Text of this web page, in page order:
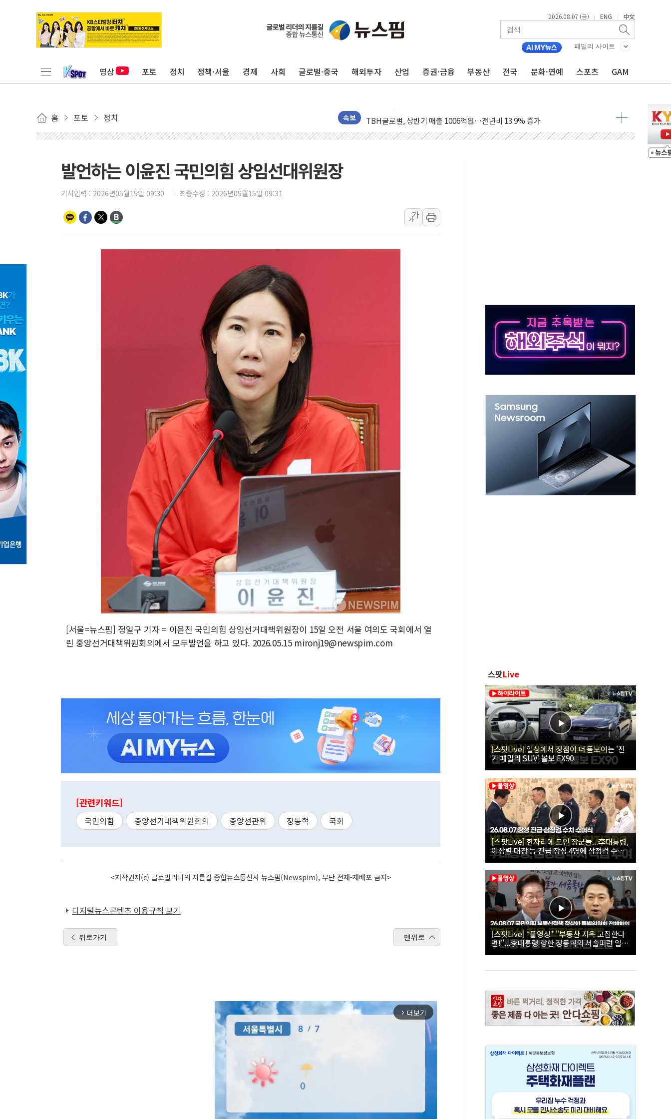
2026.08.07 (금) | ENG | 中文
패밀리 사이트
영상 포토 정치 정책·서울 경제 사회 글로벌·중국 해외투자 산업 증권·금융 부동산 전국 문화·연예 스포츠 GAM
홈 포토 정치 속보
李대통령, 규제합리화위 부위원장에 김태유 교수…국립외교원장에 김흥규 교수
한병도 "국민의힘, 말로만 주택 공급…도시정비법·주택법 등 처리 협조하라"
박홍근 "국가재정시스템 안정성 한순간도 흔들려선 안돼"
우리자산운용, MMF 순자산 30조 돌파…증시 급락에 업계 1위
TBH글로벌, 상반기 매출 1006억원…전년비 13.9% 증가
AI 메모리 향한 뜨거운 관심…SK하이닉스, FMS서 '풀스택' 기술력 과시
"내년 메모리 물량 동났다"…선수금 내걸고 확보 전쟁
[뉴스핌 이 시각 PICK] 축구협회 성접대 기간, 대표팀 무패 外
美 정보 당국 "푸틴, 몇 년 내 NATO 결속력 시험하려 한정적 침공 가능성"
인도, 바이오가스 생산에 3.5조원 투입키로...'에너지 자립' 일환
서울시, 정비사업으로 주택 36% 늘었다...공급부족 전 시장 규제 탓 커
국민의힘 윤리위, '부산 돌려차기 발언' 논란 서범수·진종오 징계절차 개시
발언하는 이윤진 국민의힘 상임선대위원장
기사입력 : 2026년05월15일 09:30 최종수정 : 2026년05월15일 09:31
가
가
[서울=뉴스핌] 정일구 기자 = 이윤진 국민의힘 상임선거대책위원장이 15일 오전 서울 여의도 국회에서 열
린 중앙선거대책위원회의에서 모두발언을 하고 있다. 2026.05.15 mironj19@newspim.com
[관련키워드]
국민의힘 중앙선거대책위원회의 중앙선관위 장동혁 국회
<저작권자(c) 글로벌리더의 지름길 종합뉴스통신사 뉴스핌(Newspim), 무단 전재-재배포 금지>
디지털뉴스콘텐츠 이용규칙 보기
뒤로가기 맨위로
arrow_forward_ios 더보기
스팟Live
[스팟Live] 일상에서 장점이 더 돋보이는 '전
기 패밀리 SUV' 볼보 EX90
[스팟Live] 한자리에 모인 장군들...李대통령,
이상렬 대장 등 진급 장성 4명에 삼정검 수치
직접 수여｜26.08.07 장성 진급·삼정검 수치
수여식
[스팟Live] *풀영상* "부동산 지옥 고집한다
면!"...李대통령 향한 장동혁의 서슬퍼런 일갈
| 26.08.07 국민의힘 부동산정책 정상화 특별